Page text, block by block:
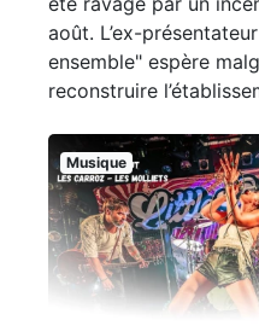
août. L’ex-
ensemble" espère
reconstruire
Musique